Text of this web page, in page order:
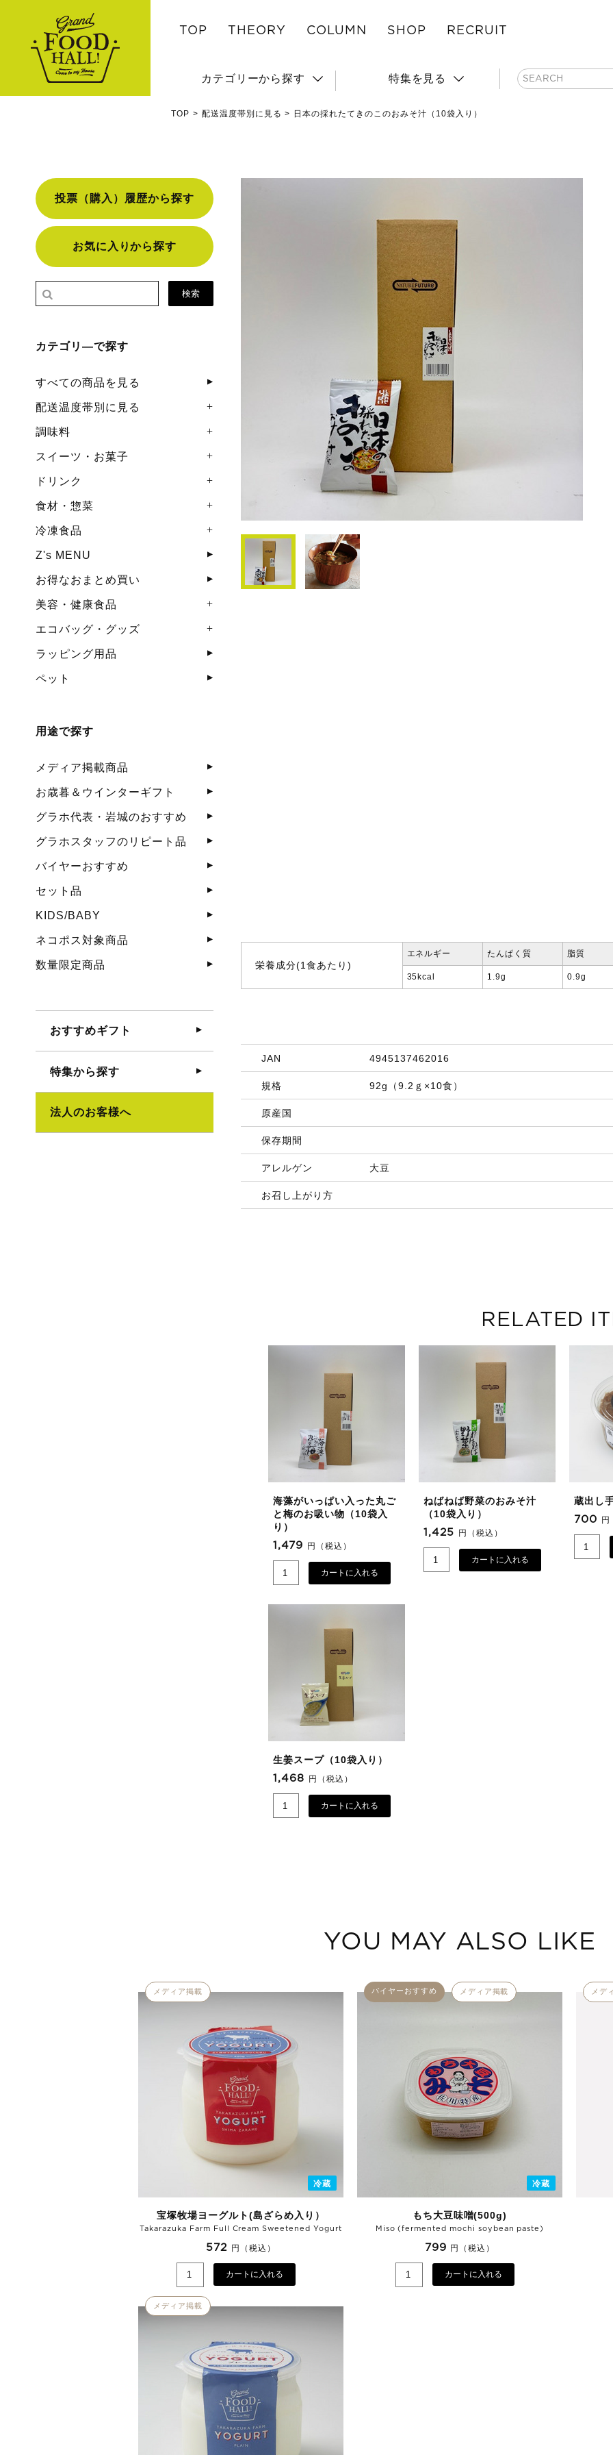
TOP THEORY COLUMN SHOP RECRUIT
カテゴリーから探す 特集を見る
TOP 配送温度帯別に見る 日本の採れたてきのこのおみそ汁（10袋入り）
投票（購入）履歴から探す
お気に入りから探す
検索
カテゴリ―で探す
すべての商品を見る
配送温度帯別に見る
調味料
スイーツ・お菓子
ドリンク
食材・惣菜
冷凍食品
Z's MENU
お得なおまとめ買い
美容・健康食品
エコバッグ・グッズ
ラッピング用品
ペット
用途で探す
メディア掲載商品
お歳暮＆ウインターギフト
グラホ代表・岩城のおすすめ
グラホスタッフのリピート品
バイヤーおすすめ
セット品
KIDS/BABY
ネコポス対象商品
数量限定商品
おすすめギフト
特集から探す
法人のお客様へ
栄養成分(1食あたり)
エネルギー
35kcal
たんぱく質
1.9g
脂質
0.9g
JAN 4945137462016
規格 92g（9.2ｇ×10食）
原産国
保存期間
アレルゲン 大豆
お召し上がり方
RELATED
海藻がいっぱい入った丸ご
と梅のお吸い物（10袋入
り）
1,479
円（税込）
カートに入れる
ねばねば野菜のおみそ汁
（10袋入り）
1,425
円（税込）
カートに入れる
蔵出し
700
円
生姜スープ（10袋入り）
1,468
円（税込）
カートに入れる
YOU MAY ALSO LIKE
冷蔵
メディア掲載
宝塚牧場ヨーグルト(島ざらめ入り）
Takarazuka Farm Full Cream Sweetened Yogurt
572 円（税込）
カートに入れる
冷蔵
バイヤーおすすめ メディア掲載
もち大豆味噌(500g)
Miso (fermented mochi soybean paste)
799 円（税込）
カートに入れる
メデ
メディア掲載